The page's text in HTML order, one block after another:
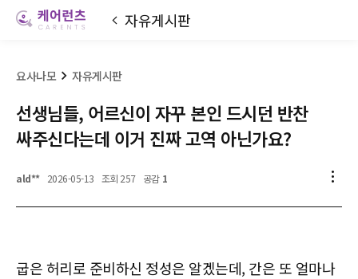
자유게시판
요사나모 자유게시판
선생님들, 어르신이 자꾸 본인 드시던 반찬
싸주신다는데 이거 진짜 고역 아닌가요?
ald** 2026-05-13 조회 257 공감 1
굽은 허리로 준비하신 정성은 알겠는데, 간은 또 얼마나